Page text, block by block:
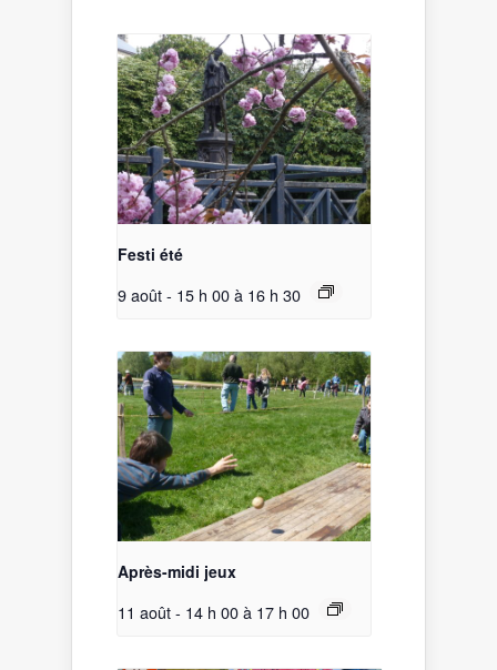
Festi été
9 août - 15 h 00à 16 h 30
Après-midi jeux
11 août - 14 h 00à 17 h 00